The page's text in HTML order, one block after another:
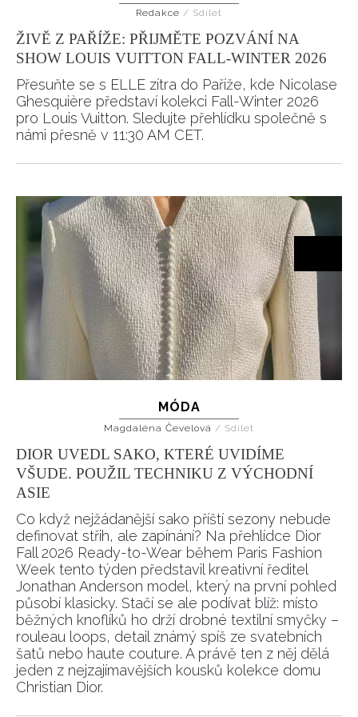
NEWSLETTER
ODESLAT
Redakce / Sdílet
ŽIVĚ Z PAŘÍŽE: PŘIJMĚTE POZVÁNÍ NA
SHOW LOUIS VUITTON FALL-WINTER 2026
Přesuňte se s ELLE zítra do Paříže, kde Nicolase
Ghesquière představí kolekci Fall-Winter 2026
pro Louis Vuitton. Sledujte přehlídku společně s
námi přesně v 11:30 AM CET.
MÓDA
Magdaléna Čevelová / Sdílet
DIOR UVEDL SAKO, KTERÉ UVIDÍME
VŠUDE. POUŽIL TECHNIKU Z VÝCHODNÍ
ASIE
Co když nejžádanější sako příští sezony nebude
definovat střih, ale zapínání? Na přehlídce Dior
Fall 2026 Ready-to-Wear během Paris Fashion
Week tento týden představil kreativní ředitel
Jonathan Anderson model, který na první pohled
působí klasicky. Stačí se ale podívat blíž: místo
běžných knoflíků ho drží drobné textilní smyčky –
rouleau loops, detail známý spíš ze svatebních
šatů nebo haute couture. A právě ten z něj dělá
jeden z nejzajímavějších kousků kolekce domu
Christian Dior.